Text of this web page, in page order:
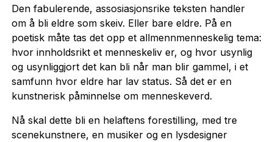
Den fabulerende, assosiasjonsrike teksten handler
om å bli eldre som skeiv. Eller bare eldre. På en
poetisk måte tas det opp et allmennmenneskelig tema:
hvor innholdsrikt et menneskeliv er, og hvor usynlig
og usynliggjort det kan bli når man blir gammel, i et
samfunn hvor eldre har lav status. Så det er en
kunstnerisk påminnelse om menneskeverd.
Nå skal dette bli en helaftens forestilling, med tre
scenekunstnere, en musiker og en lysdesigner